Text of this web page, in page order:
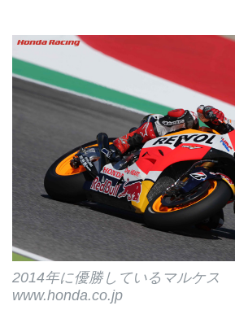
2014年に優勝しているマルケス
www.honda.co.jp